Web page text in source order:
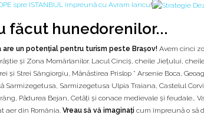
spre ISTANBUL împreună cu Avram Iancu!
făcut hunedorenilor...
are un potențial pentru turism peste Brașov! Avem cinci
și Zona Momârlanilor. Lacul Cinciș, cheile Jiețului,
și Strei Sângiorgiu, Mănăstirea Prislop * Arsenie Boca,
Sarmizegetusa, Sarmizegetusa Ulpia Traiana, Castelul
Pădurea Bejan, Cetăți și conace medievale și
aer din România. Vreau să vă imaginaţi cum împreună o să